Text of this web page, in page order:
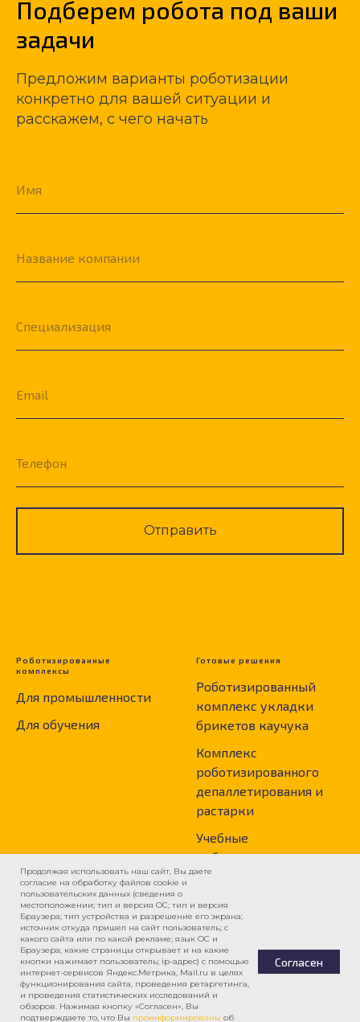
Продолжая использовать наш сайт, Вы даете
согласие на обработку файлов cookie и
пользовательских данных (сведения о
местоположении; тип и версия ОС; тип и версия
Браузера; тип устройства и разрешение его экрана;
источник откуда пришел на сайт пользователь; с
какого сайта или по какой рекламе; язык ОС и
Браузера; какие страницы открывает и на какие
кнопки нажимает пользователь; ip-адрес) с помощью
интернет-сервисов Яндекс.Метрика, Mail.ru в целях
функционирования сайта, проведения ретаргетинга,
и проведения статистических исследований и
обзоров. Нажимая кнопку «Согласен», Вы
подтверждаете то, что Вы проинформированы об
Согласен
Подберем робота под ваши
задачи
Предложим варианты роботизации
конкретно для вашей ситуации и
расскажем, с чего начать
Имя
Название компании
Специализация
Email
Телефон
Отправить
Роботизированные
комплексы
Для промышленности
Для обучения
Готовые решения
Роботизированный
комплекс укладки
брикетов каучука
Комплекс
роботизированного
депаллетирования и
растарки
Учебные
роботизированные
ячейки
Контакты
Томск, ул. Шевченко
49Б, стр. 3
+7-923-400-11-46
info@inspair.ru
ИНСПАИР
Меры поддержки
Собственное
производство